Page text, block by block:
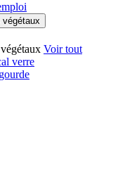
Voir tout
verre